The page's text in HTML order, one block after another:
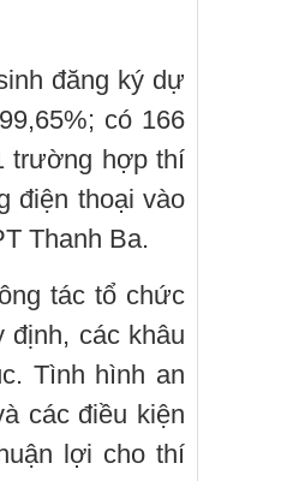
đăng ký dự
có 166
trường hợp thí
điện thoại vào
Thanh Ba.
tác tổ chức
định, các khâu
Tình hình an
các điều kiện
lợi cho thí